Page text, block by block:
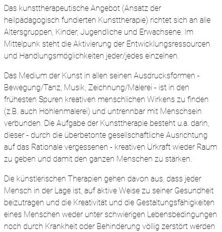
Das kunsttherapeutische Angebot (Ansatz der
heilpädagogisch fundierten Kunsttherapie) richtet sich an alle
Altersgruppen, Kinder, Jugendliche und Erwachsene. Im
Mittelpunk steht die Aktivierung der Entwicklungsressourcen
und Handlungsmöglichkeiten jeder/jedes einzelnen.
Das Medium der Kunst in allen seinen Ausdrucksformen -
Bewegung/Tanz, Musik, Zeichnung/Malerei - ist in den
frühesten Spuren kreativen menschlichen Wirkens zu finden
(z.B. auch Höhlenmalerei) und untrennbar mit Menschsein
verbunden. Die Aufgabe der Kunsttherapie besteht u.a. darin,
dieser - durch die überbetonte gesellschaftliche Ausrichtung
auf das Rationale vergessenen - kreativen Urkraft wieder Raum
zu geben und damit den ganzen Menschen zu stärken.
Die künstlerischen Therapien gehen davon aus, dass jeder
Mensch in der Lage ist, auf aktive Weise zu seiner Gesundheit
beizutragen und die Kreativität und die Gestaltungsfähigkeiten
eines Menschen weder unter schwierigen Lebensbedingungen
noch durch Krankheit oder Behinderung völlig zerstört werden